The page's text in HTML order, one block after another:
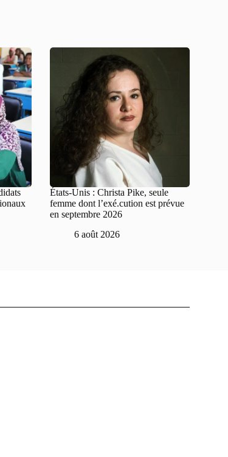
États-Unis : Christa Pike, seule
femme dont l’exé.cution est prévue
en septembre 2026
6 août 2026